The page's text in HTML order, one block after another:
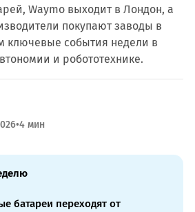
Waymo выходит в Лондон, а
покупают заводы в
ключевые события недели в
и робототехнике.
•4 мин
батареи переходят от